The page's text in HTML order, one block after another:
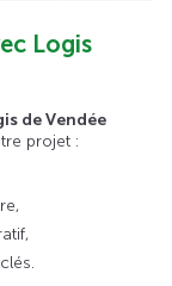
Logis
de Vendée
projet :